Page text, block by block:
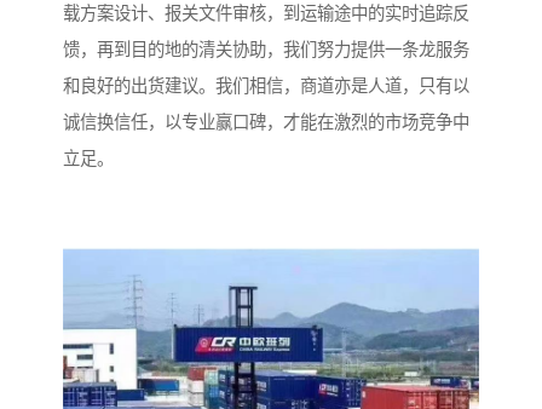
载方案设计、报关文件审核，到运输途中的实时追踪反
馈，再到目的地的清关协助，我们努力提供一条龙服务
和良好的出货建议。我们相信，商道亦是人道，只有以
诚信换信任，以专业赢口碑，才能在激烈的市场竞争中
立足。